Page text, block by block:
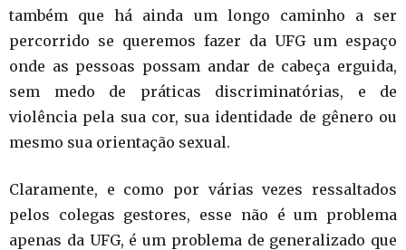
também que há ainda um longo caminho a ser
percorrido se queremos fazer da UFG um espaço
onde as pessoas possam andar de cabeça erguida,
sem medo de práticas discriminatórias, e de
violência pela sua cor, sua identidade de gênero ou
mesmo sua orientação sexual.
Claramente, e como por várias vezes ressaltados
pelos colegas gestores, esse não é um problema
apenas da UFG, é um problema de generalizado que